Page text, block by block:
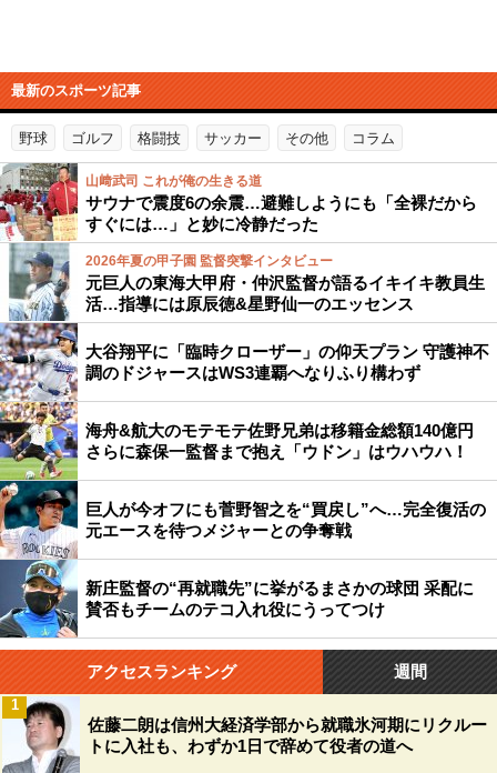
最新のスポーツ記事
野球 ゴルフ 格闘技 サッカー その他 コラム
山﨑武司 これが俺の生きる道
サウナで震度6の余震…避難しようにも「全裸だから
すぐには…」と妙に冷静だった
2026年夏の甲子園 監督突撃インタビュー
元巨人の東海大甲府・仲沢監督が語るイキイキ教員生
活…指導には原辰徳&星野仙一のエッセンス
大谷翔平に「臨時クローザー」の仰天プラン 守護神不
調のドジャースはWS3連覇へなりふり構わず
海舟&航大のモテモテ佐野兄弟は移籍金総額140億円
さらに森保一監督まで抱え「ウドン」はウハウハ！
巨人が今オフにも菅野智之を“買戻し”へ…完全復活の
元エースを待つメジャーとの争奪戦
新庄監督の“再就職先”に挙がるまさかの球団 采配に
賛否もチームのテコ入れ役にうってつけ
アクセスランキング 週間
佐藤二朗は信州大経済学部から就職氷河期にリクルー
トに入社も、わずか1日で辞めて役者の道へ
1